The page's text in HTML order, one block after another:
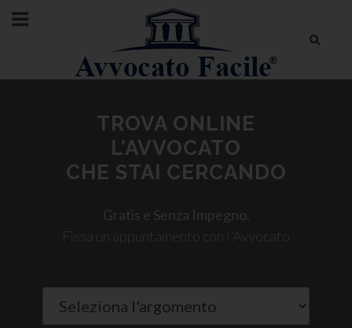
TROVA ONLINE
L’AVVOCATO
CHE STAI CERCANDO
Gratis e Senza Impegno.
Fissa un appuntamento con l'Avvocato